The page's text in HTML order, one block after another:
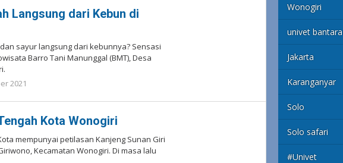
Langsung dari Kebun di
sayur langsung dari kebunnya? Sensasi
Barro Tani Manunggal (BMT), Desa
2021
Kota Wonogiri
mempunyai petilasan Kanjeng Sunan Giri
Kecamatan Wonogiri. Di masa lalu
Wonogiri
univet bantara
Jakarta
Karanganyar
Solo
Solo safari
#Univet